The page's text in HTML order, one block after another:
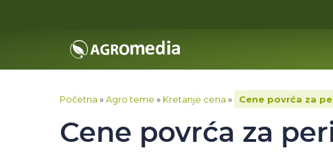
Početna »Agro teme » Kretanje cena » Cene povrća za
Cene povrća za